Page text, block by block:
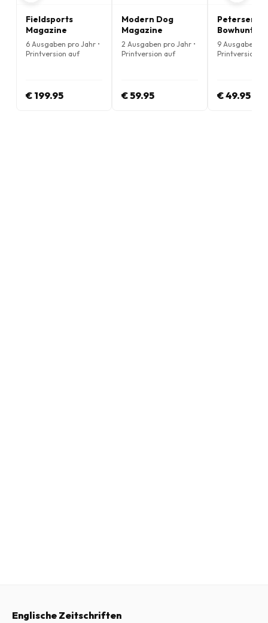
Fieldsports
Magazine
6 Ausgaben pro Jahr •
Printversion auf
€ 199.95
Modern Dog
Magazine
2 Ausgaben pro Jahr •
Printversion auf
€ 59.95
Petersen's
Bowhunting
Magazine
9 Ausgaben
Printversion
€ 49.95
Englische Zeitschriften